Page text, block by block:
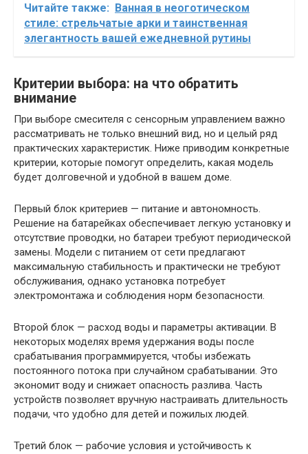
Читайте также: Ванная в неоготическом
стиле: стрельчатые арки и таинственная
элегантность вашей ежедневной рутины
Критерии выбора: на что обратить
внимание
При выборе смесителя с сенсорным управлением важно
рассматривать не только внешний вид, но и целый ряд
практических характеристик. Ниже приводим конкретные
критерии, которые помогут определить, какая модель
будет долговечной и удобной в вашем доме.
Первый блок критериев — питание и автономность.
Решение на батарейках обеспечивает легкую установку и
отсутствие проводки, но батареи требуют периодической
замены. Модели с питанием от сети предлагают
максимальную стабильность и практически не требуют
обслуживания, однако установка потребует
электромонтажа и соблюдения норм безопасности.
Второй блок — расход воды и параметры активации. В
некоторых моделях время удержания воды после
срабатывания программируется, чтобы избежать
постоянного потока при случайном срабатывании. Это
экономит воду и снижает опасность разлива. Часть
устройств позволяет вручную настраивать длительность
подачи, что удобно для детей и пожилых людей.
Третий блок — рабочие условия и устойчивость к